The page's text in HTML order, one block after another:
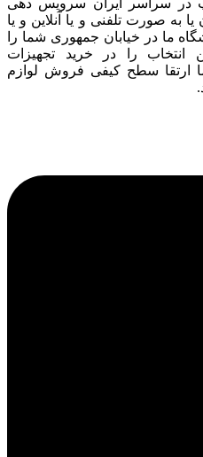
در سراسر ایران سرویس دهی
به صورت تلفنی و یا آنلاین و یا
ما در خیابان جمهوری شما را
انتخاب را در خرید تجهیزات
ارتقا سطح کیفی فروش لوازم